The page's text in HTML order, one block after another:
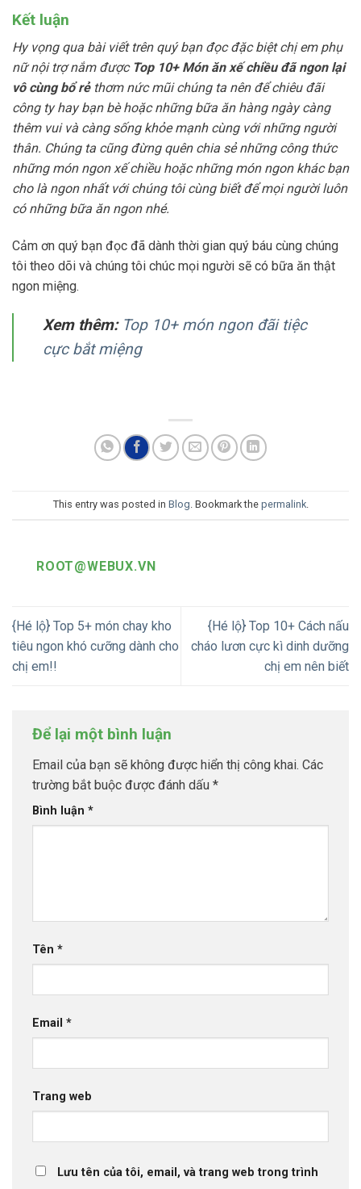
Kết luận
Hy vọng qua bài viết trên quý bạn đọc đặc biệt chị em phụ
nữ nội trợ nắm được Top 10+ Món ăn xế chiều đã ngon lại
vô cùng bổ rẻthơm nức mũi chúng ta nên để chiêu đãi
công ty hay bạn bè hoặc những bữa ăn hàng ngày càng
thêm vui và càng sống khỏe mạnh cùng với những người
thân. Chúng ta cũng đừng quên chia sẻ những công thức
những món ngon xế chiều hoặc những món ngon khác bạn
cho là ngon nhất với chúng tôi cùng biết để mọi người luôn
có những bữa ăn ngon nhé.
Cảm ơn quý bạn đọc đã dành thời gian quý báu cùng chúng
tôi theo dõi và chúng tôi chúc mọi người sẽ có bữa ăn thật
ngon miệng.
Xem thêm: Top 10+ món ngon đãi tiệc
cực bắt miệng
This entry was posted in Blog. Bookmark the permalink.
ROOT@WEBUX.VN
{Hé lộ} Top 5+ món chay kho
tiêu ngon khó cưỡng dành cho
chị em!!
{Hé lộ} Top 10+ Cách nấu
cháo lươn cực kì dinh dưỡng
chị em nên biết
Để lại một bình luận
Email của bạn sẽ không được hiển thị công khai. Các
trường bắt buộc được đánh dấu *
Bình luận *
Tên *
Email *
Trang web
Lưu tên của tôi, email, và trang web trong trình